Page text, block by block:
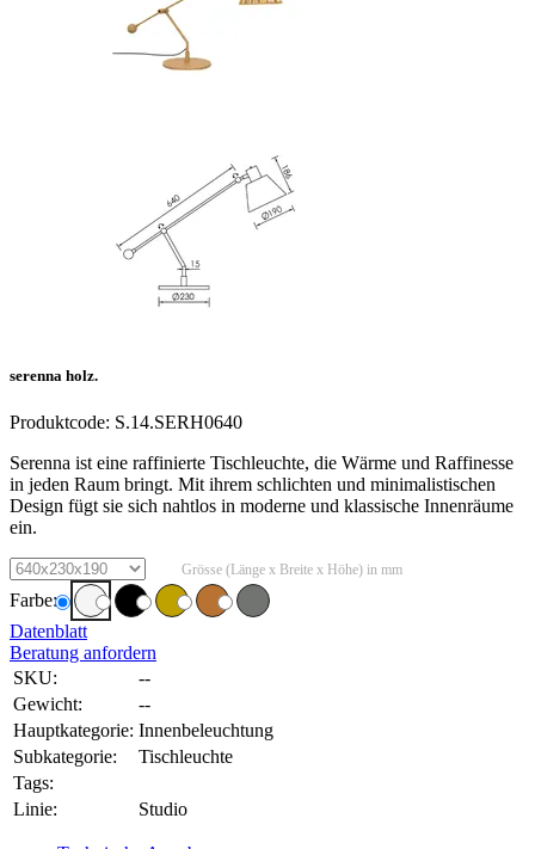
serenna holz.
Produktcode: S.14.SERH0640
Serenna ist eine raffinierte Tischleuchte, die Wärme und Raffinesse
in jeden Raum bringt. Mit ihrem schlichten und minimalistischen
Design fügt sie sich nahtlos in moderne und klassische Innenräume
ein.
Grösse (Länge x Breite x Höhe) in mm
Farbe:
Datenblatt
Beratung anfordern
SKU:
--
Gewicht:
--
Hauptkategorie: Innenbeleuchtung
Subkategorie:
Tischleuchte
Tags:
Linie:
Studio